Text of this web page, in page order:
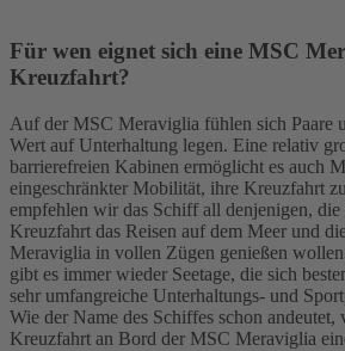
Für wen eignet sich eine MSC
Kreuzfahrt?
Auf der MSC Meraviglia fühlen sich Paare
Wert auf Unterhaltung legen. Eine relativ
barrierefreien Kabinen ermöglicht es auch
eingeschränkter Mobilität, ihre Kreuzfahrt
empfehlen wir das Schiff all denjenigen,
Kreuzfahrt das Reisen auf dem Meer und
Meraviglia in vollen Zügen genießen
gibt es immer wieder Seetage, die sich
sehr umfangreiche Unterhaltungs- und
Wie der Name des Schiffes schon andeutet,
Kreuzfahrt an Bord der MSC Meraviglia